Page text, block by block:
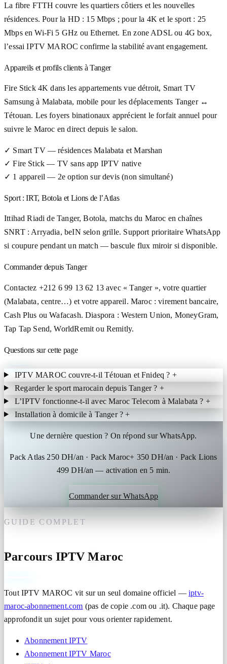
La fibre FTTH couvre les quartiers côtiers et les nouvelles
résidences. Pour la HD : 15 Mbps ; pour la 4K et le sport : 25
Mbps en Wi-Fi 5 GHz ou Ethernet. En zone ADSL ou 4G box,
l’essai IPTV MAROC confirme la stabilité avant engagement.
Appareils et profils clients à Tanger
Fire Stick 4K dans les appartements vue détroit, Smart TV
Samsung à Malabata, mobile pour les déplacements Tanger ↔
Tétouan. Les foyers binationaux apprécient le forfait annuel pour
suivre le Maroc en direct depuis le salon.
✓ Smart TV — résidences Malabata et Marshan
✓ Fire Stick — TV sans app IPTV native
✓ 1 appareil — 2e option sur devis (non simultané)
Sport : IRT, Botola et Lions de l’Atlas
Ittihad Riadi de Tanger, Botola, matchs du Maroc en chaînes
SNRT : Arryadia, beIN selon grille. Support prioritaire WhatsApp
si coupure pendant un match — bascule flux miroir si disponible.
Commander depuis Tanger
Contactez +212 6 99 13 62 13 avec « Tanger », votre quartier
(Malabata, centre…) et votre appareil. Maroc : virement bancaire,
Cash Plus ou Wafacash. Diaspora : Western Union, MoneyGram,
Tap Tap Send, WorldRemit ou Remitly.
Questions sur cette page
IPTV MAROC couvre-t-il Tétouan et Fnideq ? +
Regarder le sport marocain depuis Tanger ? +
L’IPTV fonctionne-t-il avec Maroc Telecom à Malabata ? +
Installation à domicile à Tanger ?+
Une dernière question ? On répond sur WhatsApp.
Pack Atlas 250 DH/an · Pack Maroc+ 350 DH/an · Pack Lions
499 DH/an — activation en 5 min.
Commander sur WhatsApp
GUIDE COMPLET
Parcours IPTV Maroc
Tout IPTV MAROC vit sur un seul domaine officiel — iptv-
maroc-abonnement.com (pas de copie .com ou .it). Chaque page
approfondit un sujet pour vous orienter rapidement.
Abonnement IPTV
Abonnement IPTV Maroc